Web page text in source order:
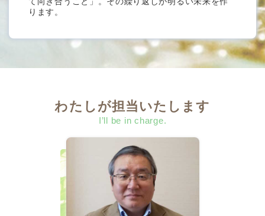
ります。
わたしが担当いたします
I’ll be in charge.